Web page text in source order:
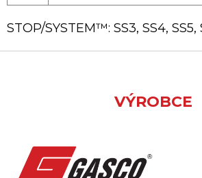
STOP/SYSTEM™: SS3, SS4, SS5,
VÝROBCE